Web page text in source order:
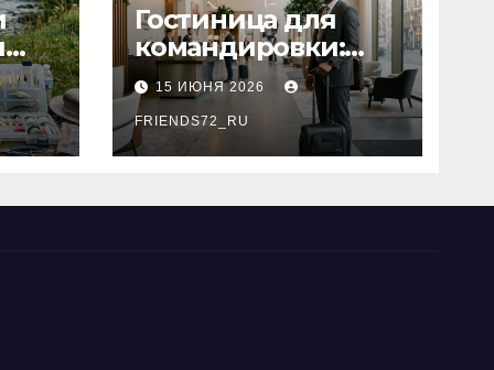
Гостиница для
командировки:
основные
критерии выбора
15 ИЮНЯ 2026
FRIENDS72_RU